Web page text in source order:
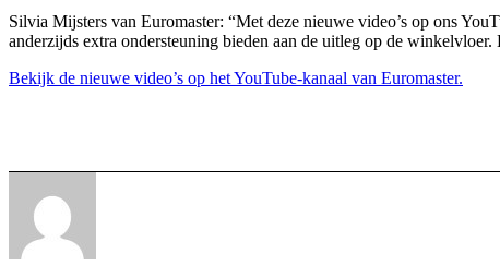
Silvia Mijsters van Euromaster: “Met deze nieuwe video’s op ons
anderzijds extra ondersteuning bieden aan de uitleg op de
Bekijk de nieuwe video’s op het YouTube-kanaal van Euromaster.